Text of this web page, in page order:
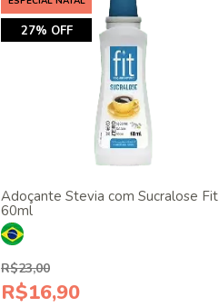
27% OFF
Adoçante Stevia com Sucralose Fit
60ml
R$23,00
R$16,90